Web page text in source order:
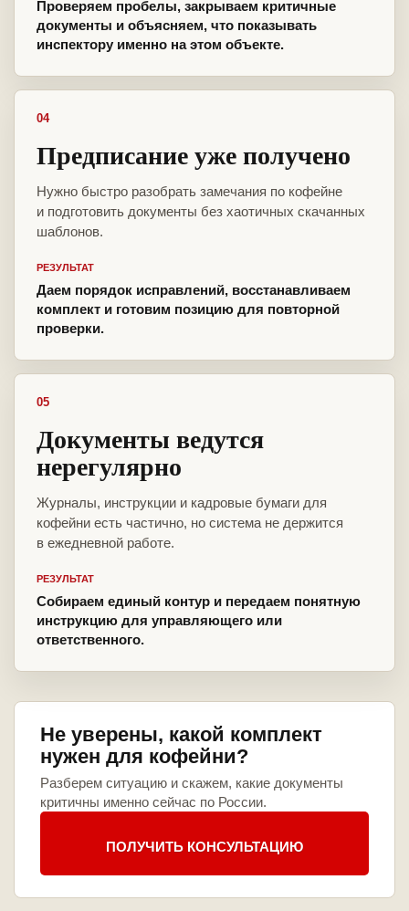
Проверяем пробелы, закрываем критичные
документы и объясняем, что показывать
инспектору именно на этом объекте.
04
Предписание уже получено
Нужно быстро разобрать замечания по кофейне
и подготовить документы без хаотичных скачанных
шаблонов.
РЕЗУЛЬТАТ
Даем порядок исправлений, восстанавливаем
комплект и готовим позицию для повторной
проверки.
05
Документы ведутся
нерегулярно
Журналы, инструкции и кадровые бумаги для
кофейни есть частично, но система не держится
в ежедневной работе.
РЕЗУЛЬТАТ
Собираем единый контур и передаем понятную
инструкцию для управляющего или
ответственного.
Не уверены, какой комплект
нужен для кофейни?
Разберем ситуацию и скажем, какие документы
критичны именно сейчас по России.
ПОЛУЧИТЬ КОНСУЛЬТАЦИЮ